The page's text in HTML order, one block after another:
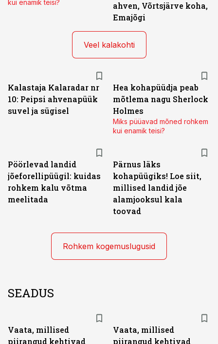
kui enamik teisi?
ahven, Võrtsjärve koha,
Emajõgi
Veel kalakohti
Kalastaja Kalaradar nr
10: Peipsi ahvenapüük
suvel ja sügisel
Hea kohapüüdja peab
mõtlema nagu Sherlock
Holmes
Miks püüavad mõned rohkem
kui enamik teisi?
Pöörlevad landid
jõeforellipüügil: kuidas
rohkem kalu võtma
meelitada
Pärnus läks
kohapüügiks! Loe siit,
millised landid jõe
alamjooksul kala
toovad
Rohkem kogemuslugusid
SEADUS
Vaata, millised
piirangud kehtivad
Vaata, millised
piirangud kehtivad